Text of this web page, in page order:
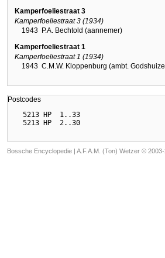
Kamperfoeliestraat 3
Kamperfoeliestraat 3 (1934)
1943 P.A. Bechtold (aannemer)
Kamperfoeliestraat 1
Kamperfoeliestraat 1 (1934)
1943 C.M.W. Kloppenburg (ambt.
Postcodes
  5213 HP  1..33
Bossche Encyclopedie | A.F.A.M. (Ton) Wetzer ©